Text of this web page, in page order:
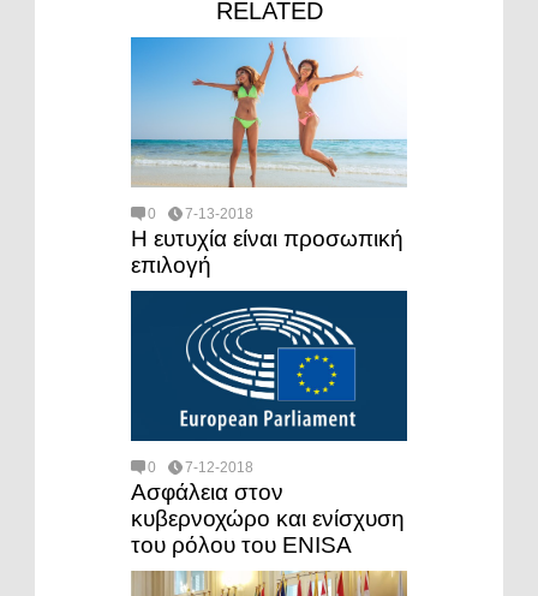
RELATED
0 7-13-2018
Η ευτυχία είναι προσωπική
επιλογή
0 7-12-2018
Ασφάλεια στον
κυβερνοχώρο και ενίσχυση
του ρόλου του ENISA